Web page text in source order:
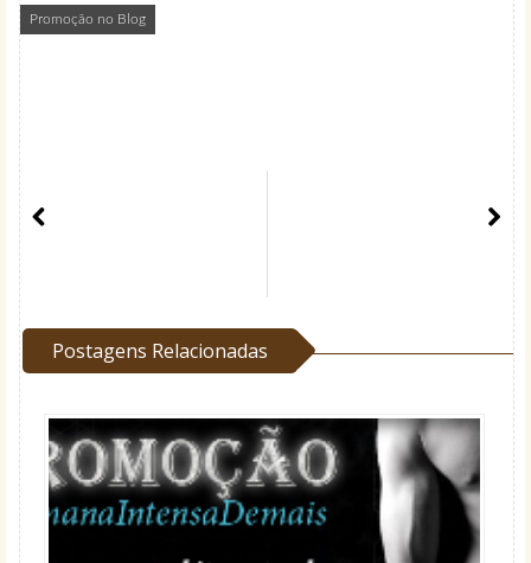
Promoção no Blog
Postagens Relacionadas